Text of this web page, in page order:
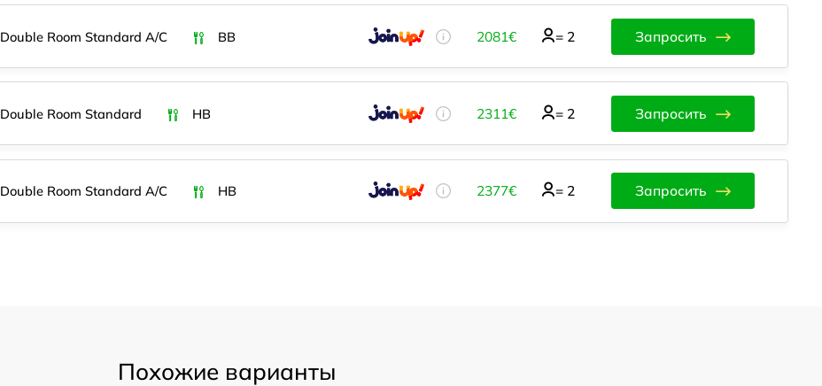
Double Room Standard A/C BB 2081€ = 2 Запросить
Double Room Standard HB 2311€ = 2 Запросить
Double Room Standard A/C HB 2377€ = 2 Запросить
Похожие варианты